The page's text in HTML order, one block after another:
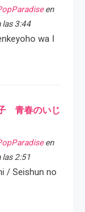
en
las 3:44
wa I
青春のいじ
en
2:51
/ Seishun no